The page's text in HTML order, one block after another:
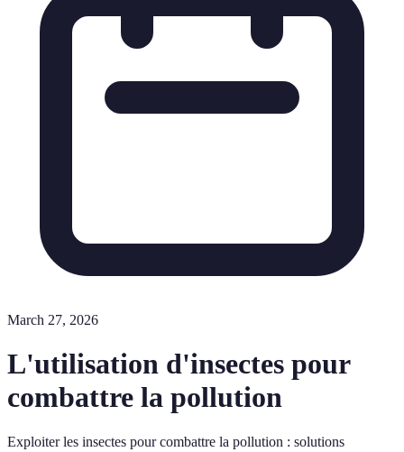
March 27, 2026
L'utilisation d'insectes pour
combattre la pollution
Exploiter les insectes pour combattre la pollution : solutions